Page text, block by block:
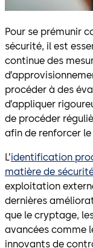
Pour se prémunir
sécurité, il est
continue des
procéder à des
d’appliquer
de procéder
afin de renforcer
L’identification
matière de
exploitation
dernières
que le cryptage,
avancées comme
innovants de